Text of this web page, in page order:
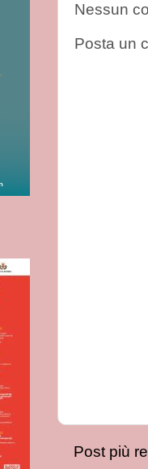
Nessun
Posta un
Post più